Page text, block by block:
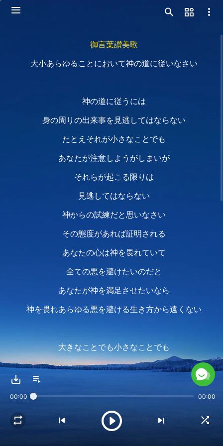
御言葉讃美歌
大小あらゆることにおいて神の道に従いなさい
神の道に従うには
身の周りの出来事を見逃してはならない
たとえそれが小さなことでも
あなたが注意しようがしまいが
それらが起こる限りは
見逃してはならない
神からの試練だと思いなさい
その態度があれば証明される
あなたの心は神を畏れていて
全ての悪を避けたいのだと
あなたが神を満足させたいなら
神を畏れあらゆる悪を避ける生き方から遠くない
大きなことでも小さなことでも
神の道に従う時はまたっく違いがない
それらが起こる時には
00:00 00:00